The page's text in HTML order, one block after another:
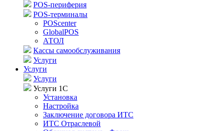
POS-периферия
POS-терминалы
POScenter
GlobalPOS
АТОЛ
Кассы самообслуживания
Услуги
Услуги
Услуги
Услуги 1С
Установка
Настройка
Заключение договора ИТС
ИТС Отраслевой